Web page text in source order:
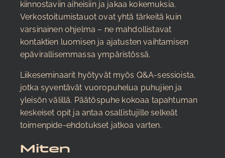
kiinnostaviin aiheisiin ja jakaa kokemuksia.
Verkostoitumistauot ovat yhtä tärkeitä kuin
varsinainen ohjelma – ne mahdollistavat
kontaktien luomisen ja ajatusten vaihtamisen
epävirallisemmassa ympäristössä.
Liikeseminaarit hyötyvät myös Q&A-sessioista,
jotka syventävät vuoropuhelua puhujien ja
yleisön välillä. Päätöspuhe kokoaa tapahtuman
keskeiset opit ja antaa osallistujille selkeät
toimenpide-ehdotukset jatkoa varten.
Miten